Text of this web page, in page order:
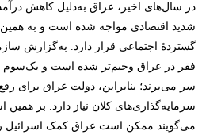
در سال‌های اخیر، عراق به‌دلیل کاهش
شدید اقتصادی مواجه شده است و به همین
فقر در عراق وخیم‌تر شده است و
سر می‌برند؛ بنابراین، دولت عراق برای
سرمایه‌گذاری‌های کلان نیاز دارد. بر همین
می‌گویند ممکن است عراق کمک اسرائیل را